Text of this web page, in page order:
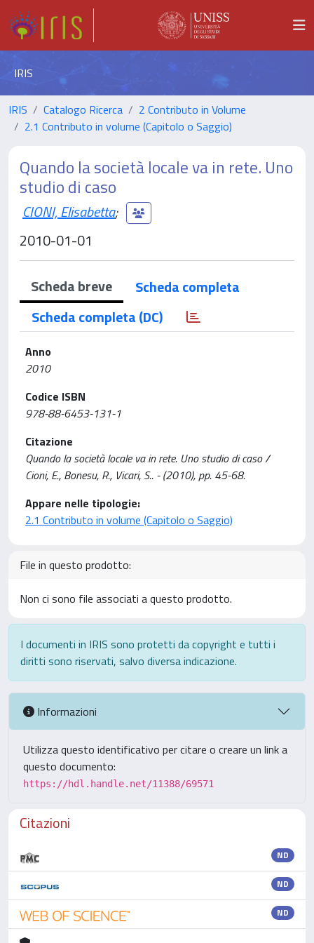
IRIS
IRIS Catalogo Ricerca
2 Contributo in Volume
2.1 Contributo in volume (Capitolo o Saggio)
Quando la società locale va in rete. Uno
studio di caso
CIONI, Elisabetta;
2010-01-01
Scheda breve
Scheda completa
Scheda completa (DC)
Anno
2010
Codice ISBN
978-88-6453-131-1
Citazione
Quando la società locale va in rete. Uno studio di caso /
Cioni, E., Bonesu, R., Vicari, S.. - (2010), pp. 45-68.
Appare nelle tipologie:
2.1 Contributo in volume (Capitolo o Saggio)
File in questo prodotto:
Non ci sono file associati a questo prodotto.
I documenti in IRIS sono protetti da copyright e tutti i
diritti sono riservati, salvo diversa indicazione.
Informazioni
Utilizza questo identificativo per citare o creare un link a
questo documento:
https://hdl.handle.net/11388/69571
Citazioni
ND
ND
ND